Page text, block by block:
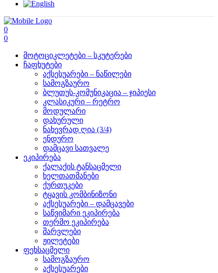
0
0
მოტოციკლეტები – სკუტერები
ჩაფხუტები
აქსესუარები – ნაწილები
სამოგზაურო
ბლუთუს-კომუნიკაცია – ჯიპიესი
კლასიკური – რეტრო
მოდულარი
დახურული
ნახევრად ღია (3/4)
ენდურო
დამცავი სათვალე
ეკიპირება
ქალაქის ტანსაცმელი
ხელთათმანები
ქურთუკები
ტყავის კომბინიზონი
აქსესუარები – დამცავები
საწვიმარი ეკიპირება
თერმო ეკიპირება
შარვლები
ჟილეტები
ფეხსაცმელი
სამოგზაურო
აქსესუარები